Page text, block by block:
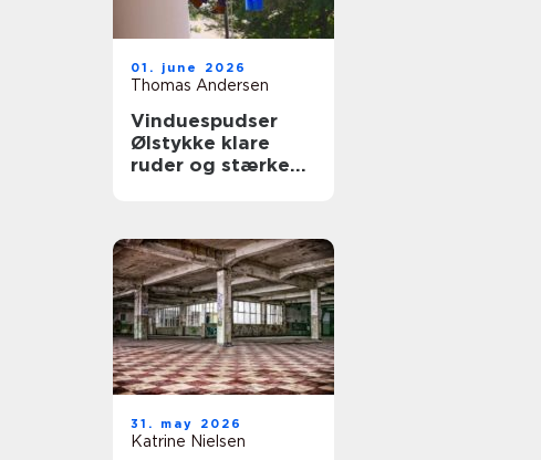
01. june 2026
Thomas Andersen
Vinduespudser
Ølstykke klare
ruder og stærke
31. may 2026
Katrine Nielsen